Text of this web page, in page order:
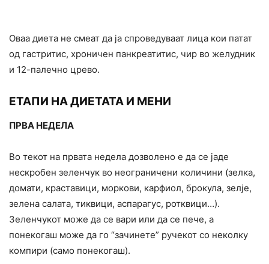
Оваа диета не смеат да ја спроведуваат лица кои патат
од гастритис, хроничен панкреатитис, чир во желудник
и 12-палечно црево.
ЕТАПИ НА ДИЕТАТА И МЕНИ
ПРВА НЕДЕЛА
Во текот на првата недела дозволено е да се јаде
нескробен зеленчук во неограничени количини (зелка,
домати, краставици, моркови, карфиол, брокула, зелје,
зелена салата, тиквици, аспарагус, ротквици…).
Зеленчукот може да се вари или да се пече, а
понекогаш може да го “зачинете” ручекот со неколку
компири (само понекогаш).